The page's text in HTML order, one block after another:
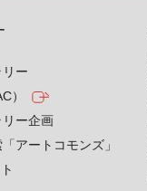
ー
）
ー企画
アートコモンズ」